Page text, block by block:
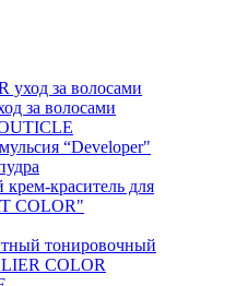
уход за волосами
за волосами
“Developer"
краситель для
COLOR"
тонировочный
COLOR